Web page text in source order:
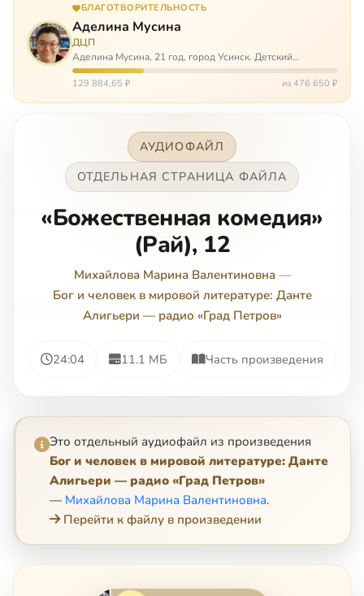
БЛАГОТВОРИТЕЛЬНОСТЬ
Аделина Мусина
ДЦП
Аделина Мусина, 21 год, город Усинск. Детский
церебральный паралич, передвигается на ходунках или
коляске. Аделине требуется помощь, чтобы ноги
129 884,65 ₽ из 476 650 ₽
АУДИОФАЙЛ
ОТДЕЛЬНАЯ СТРАНИЦА ФАЙЛА
«Божественная комедия»
(Рай), 12
Михайлова Марина Валентиновна—
Бог и человек в мировой литературе: Данте
Алигьери — радио «Град Петров»
24:04 11.1 МБ Часть произведения
Это отдельный аудиофайл из произведения
Бог и человек в мировой литературе: Данте
Алигьери — радио «Град Петров»
— Михайлова Марина Валентиновна.
Перейти к файлу в произведении